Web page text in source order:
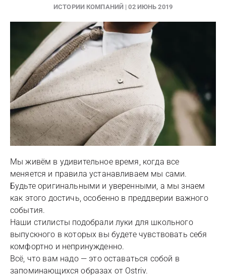
ИСТОРИИ КОМПАНИЙ | 02 ИЮНЬ 2019
Мы живём в удивительное время, когда все
меняется и правила устанавливаем мы сами.
Будьте оригинальными и уверенными, а мы знаем
как этого достичь, особенно в преддверии важного
события.
Наши стилисты подобрали луки для школьного
выпускного в которых вы будете чувствовать себя
комфортно и непринужденно.
Всё, что вам надо — это оставаться собой в
запоминающихся образах от Ostriv.